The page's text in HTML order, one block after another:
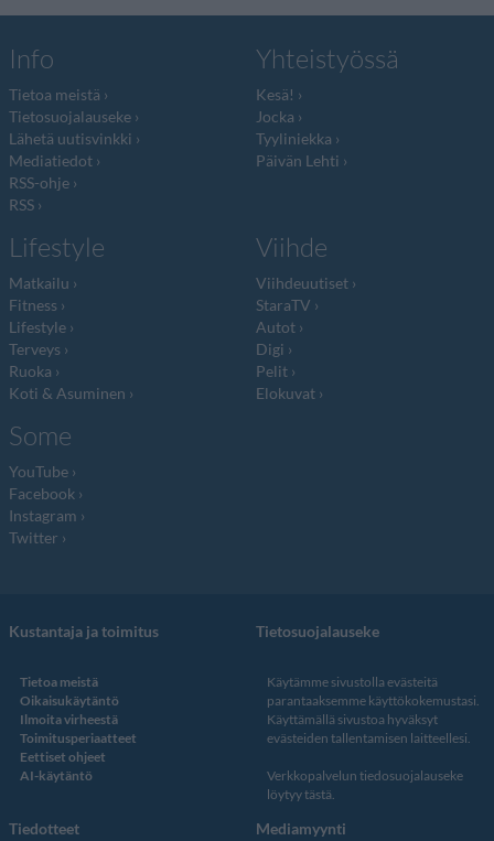
Info
Tietoa meistä
Tietosuojalauseke
Lähetä uutisvinkki
Mediatiedot
RSS-ohje
RSS
Yhteistyössä
Kesä!
Jocka
Tyyliniekka
Päivän Lehti
Lifestyle
Matkailu
Fitness
Lifestyle
Terveys
Ruoka
Koti & Asuminen
Viihde
Viihdeuutiset
StaraTV
Autot
Digi
Pelit
Elokuvat
Some
YouTube
Facebook
Instagram
Twitter
Kustantaja ja toimitus
Tietoa meistä
Oikaisukäytäntö
Ilmoita virheestä
Toimitusperiaatteet
Eettiset ohjeet
AI-käytäntö
Tietosuojalauseke
Käytämme sivustolla evästeitä
parantaaksemme käyttökokemustasi.
Käyttämällä sivustoa hyväksyt
evästeiden tallentamisen laitteellesi.
Verkkopalvelun tiedosuojalauseke
löytyy tästä.
Tiedotteet Mediamyynti